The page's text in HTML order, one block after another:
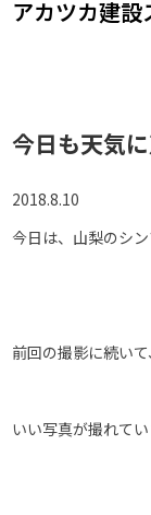
アカツカ建設
今日も天気
2018.8.10
今日は、山梨のシ
前回の撮影に続い
いい写真が撮れて